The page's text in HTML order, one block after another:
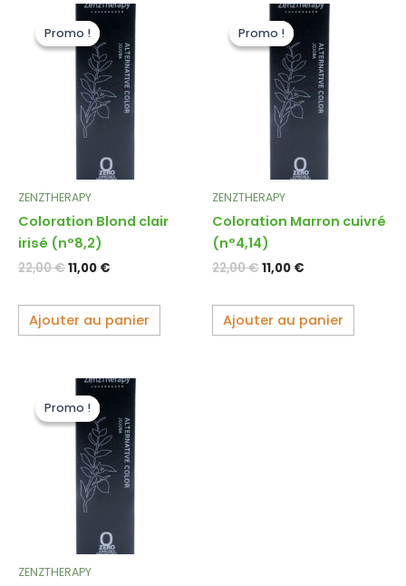
Promo !
Promo !
ZENZTHERAPY
Coloration Blond clair
irisé (n°8,2)
22,00€
prix
initial
était :
22,00 €.
11,00 €
Le
actuel
est :
11,00 €.
Ajouter au panier
Promo !
Promo !
ZENZTHERAPY
Coloration Marron cuivré
(n°4,14)
22,00€
prix
initial
était :
22,00 €.
11,00 €
Le
actuel
est :
11,00 €.
Ajouter au panier
Promo !
Promo !
ZENZTHERAPY
prix
initial
était :
22,00 €.
Le
actuel
est :
11,00 €.